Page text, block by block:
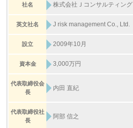
社名 株式会社Ｊコンサルティング
英文社名 J risk management Co., Ltd.
設立 2009年10月
資本金 3,000万円
代表取締役会
長
内田 直紀
代表取締役社
長
阿部 信之